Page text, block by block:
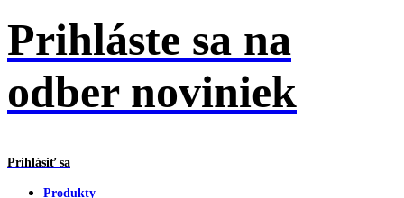
Prihláste sa na
odber noviniek
Prihlásiť sa
Produkty